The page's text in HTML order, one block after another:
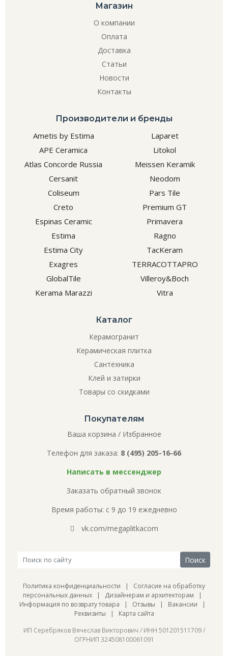
Магазин
О компании
Оплата
Доставка
Статьи
Новости
Контакты
Производители и бренды
Ametis by Estima
APE Ceramica
Atlas Concorde Russia
Cersanit
Coliseum
Creto
Espinas Ceramic
Estima
Estima City
Exagres
GlobalTile
Kerama Marazzi
Laparet
Litokol
Meissen Keramik
Neodom
Pars Tile
Premium GT
Primavera
Ragno
TacKeram
TERRACOTTAPRO
Villeroy&Boch
Vitra
Каталог
Керамогранит
Керамическая плитка
Сантехника
Клей и затирки
Товары со скидками
Покупателям
Ваша корзина / Избранное
Телефон для заказа: 8 (495) 205-16-66
Написать в мессенджер
Заказать обратный звонок
Время работы: с 9 до 19 ежедневно
vk.com/megaplitkacom
Политика конфиденциальности | Согласие на обработку
персональных данных | Дизайнерам и архитекторам |
Информация по возврату товара | Отзывы | Вакансии |
Реквизиты | Карта сайта
ИП Серебряков Вячеслав Викторович / ИНН 501201511709 /
ОГРНИП 324508100061091